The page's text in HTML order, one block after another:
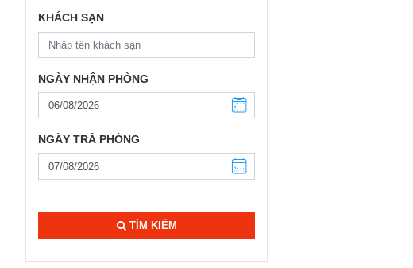
KHÁCH SẠN
NGÀY NHẬN PHÒNG
NGÀY TRẢ PHÒNG
TÌM KIẾM